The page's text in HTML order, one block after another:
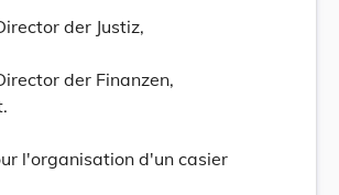
der Justiz,
der Finanzen,
l'organisation d'un casier